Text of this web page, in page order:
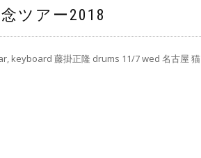
ツアー2018
keyboard 藤掛正隆 drums 11/7 wed 名古屋 猫